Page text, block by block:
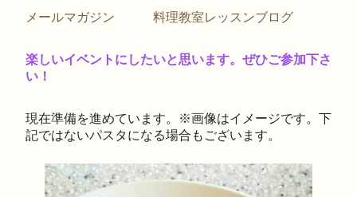
メールマガジン 料理教室レッスンブログ
楽しいイベントにしたいと思います。ぜひご参加下さ
い！
現在準備を進めています。※画像はイメージです。下
記ではないパスタになる場合もございます。